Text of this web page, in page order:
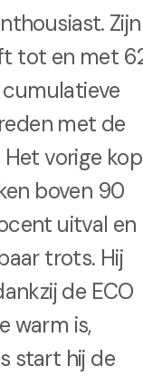
Zijn
tot en met
cumulatieve
met de
vorige
boven 90
uitval en
trots. Hij
de ECO
warm is,
start hij de